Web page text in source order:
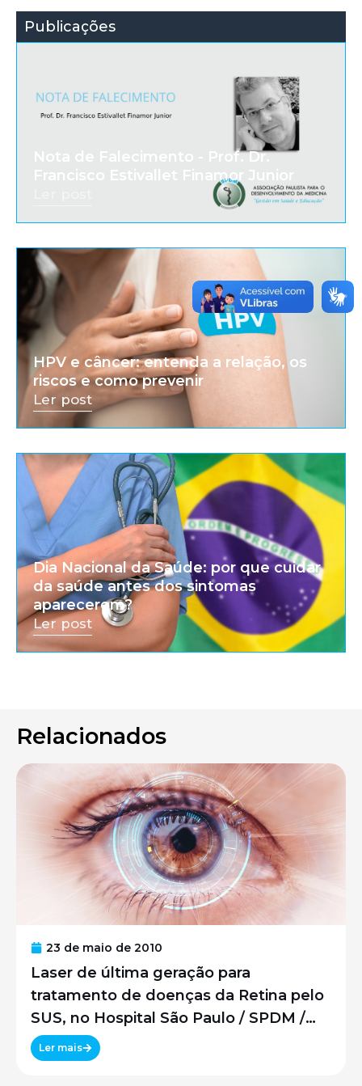
Publicações
Nota de Falecimento - Prof. Dr.
Francisco Estivallet Finamor Junior
HPV e câncer: entenda a relação, os
riscos e como prevenir
Ler post
Dia Nacional da Saúde: por que cuidar
da saúde antes dos sintomas
aparecerem?
Ler post
Relacionados
23 de maio de 2010
Laser de última geração para
tratamento de doenças da Retina pelo
SUS, no Hospital São Paulo / SPDM /
UNIFESP
Ler mais